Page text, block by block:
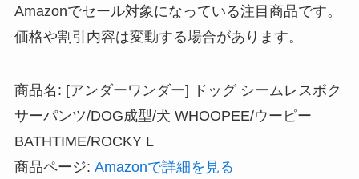
Amazonでセール対象になっている注目商品です。
価格や割引内容は変動する場合があります。
商品名: [アンダーワンダー] ドッグ シームレスボク
サーパンツ/DOG成型/犬 WHOOPEE/ウーピー
BATHTIME/ROCKY L
商品ページ: Amazonで詳細を見る